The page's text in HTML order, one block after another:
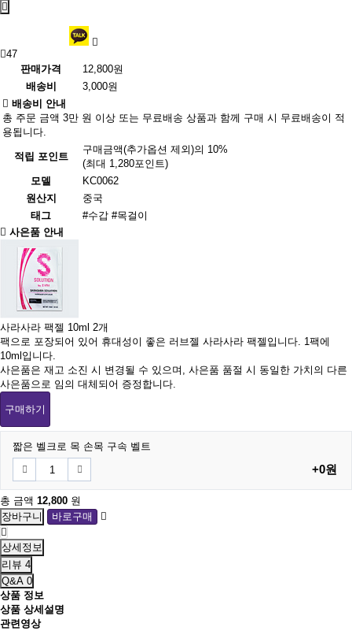
47
판매가격
12,800원
배송비
3,000원
배송비 안내
총 주문 금액 3만 원 이상 또는 무료배송 상품과 함께 구매 시 무료배송이 적
용됩니다.
적립 포인트
구매금액(추가옵션 제외)의 10%
(최대 1,280포인트)
모델
KC0062
원산지
중국
태그
#수갑 #목걸이
사은품 안내
사라사라 팩젤 10ml 2개
팩으로 포장되어 있어 휴대성이 좋은 러브젤 사라사라 팩젤입니다. 1팩에
10ml입니다.
사은품은 재고 소진 시 변경될 수 있으며, 사은품 품절 시 동일한 가치의 다른
사은품으로 임의 대체되어 증정합니다.
구매하기
짧은 벨크로 목 손목 구속 벨트
+0원
총 금액 12,800 원
상세정보
리뷰 4
Q&A 0
상품 정보
상품 상세설명
관련영상